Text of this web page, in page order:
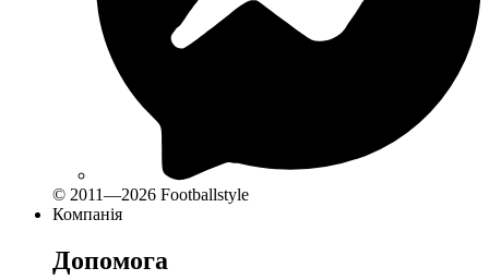
© 2011—2026 Footballstyle
Компанія
Допомога